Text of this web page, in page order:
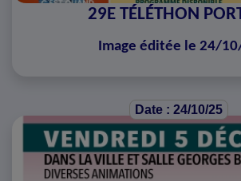
29E TÉLÉTHON
Image éditée le 24/
Date : 24/10/25